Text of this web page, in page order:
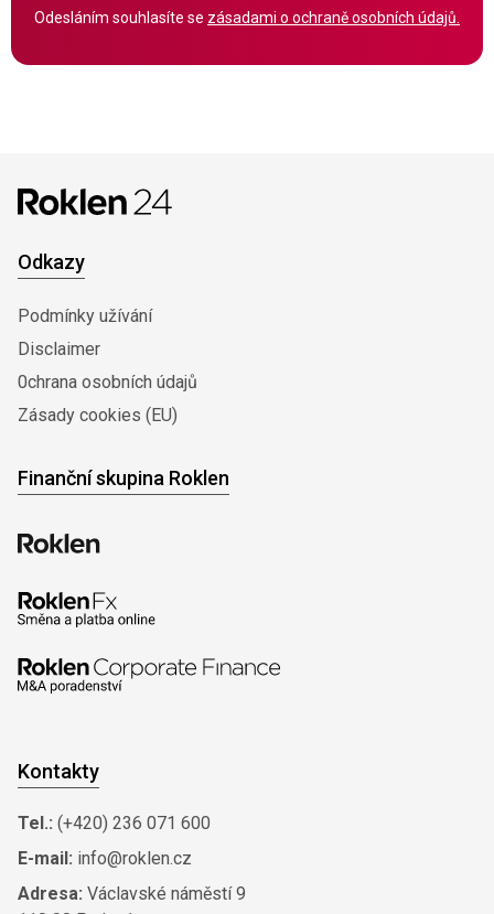
Odesláním souhlasíte se zásadami o ochraně osobních údajů.
Odkazy
Podmínky užívání
Disclaimer
0chrana osobních údajů
Zásady cookies (EU)
Finanční skupina Roklen
Kontakty
Tel.: (+420) 236 071 600
E-mail: info@roklen.cz
Adresa: Václavské náměstí 9